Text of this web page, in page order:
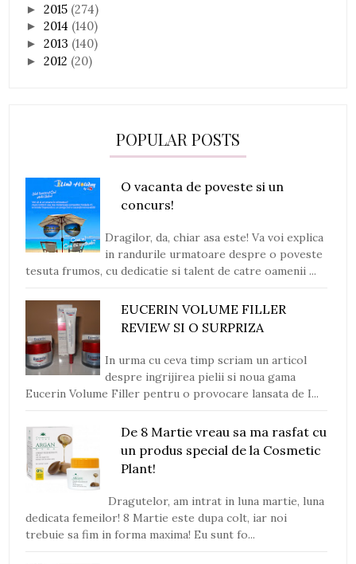
►2015 (274)
►2014 (140)
►2013 (140)
►2012 (20)
POPULAR POSTS
O vacanta de poveste si un
concurs!
Dragilor, da, chiar asa este! Va voi explica
in randurile urmatoare despre o poveste
tesuta frumos, cu dedicatie si talent de catre oamenii ...
EUCERIN VOLUME FILLER
REVIEW SI O SURPRIZA
In urma cu ceva timp scriam un articol
despre ingrijirea pielii si noua gama
Eucerin Volume Filler pentru o provocare lansata de I...
De 8 Martie vreau sa ma rasfat cu
un produs special de la Cosmetic
Plant!
Dragutelor, am intrat in luna martie, luna
dedicata femeilor! 8 Martie este dupa colt, iar noi
trebuie sa fim in forma maxima! Eu sunt fo...